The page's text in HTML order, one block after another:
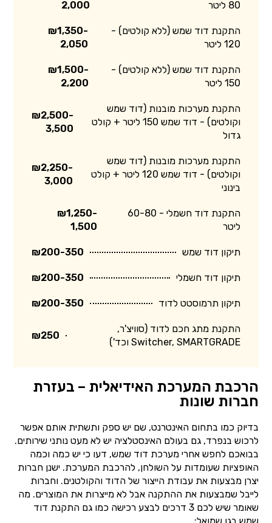
80 ליטר 2,000
התקנת דוד שמש (ללא קולטים) -
120 ליטר
₪1,350-
2,050
התקנת דוד שמש (ללא קולטים) -
150 ליטר
₪1,500-
2,200
התקנת מערכות מובנות (דוד שמש
וקולטים) - דוד שמש 150 ליטר + קולט
גדול
₪2,500-
3,500
התקנת מערכות מובנות (דוד שמש
וקולטים) - דוד שמש 120 ליטר + קולט
בינוני
₪2,250-
3,000
התקנת דוד חשמלי - 60-80
ליטר
₪1,250-
1,500
תיקון דוד שמש ₪200-350
תיקון דוד חשמלי ₪200-350
תיקון תרמוסטט לדוד ₪200-350
התקנת מתג חכם לדוד (סוויצ'ר,
Switcher, SMARTGRADE וכד')
₪250
הרכבת המערכת האידיאלית – בעזרת
חברות שונות
בדיוק כמו בתחום האינטרנט, שם יש ספק ותשתית אותם אפשר
לרכוש בנפרד, גם בעולם האינסטלציה יש לא מעט נותני שירותים.
בבואכם לחפש אחרי מערכת דוד שמש, דעו כי יש כמה וכמה
האופציות שעומדות על השולחן, להרכבת המערכת. ישנן חברות
יצרן מבצעות את עבודת הייצור של הדוד והקולטנים. וחברות
לייבל שמבצעות את ההתקנה אבל לא מייצרות את המוצרים. מה
שאומר שיש לכם 3 דרכים לבצע רכישה כמו גם התקנת דוד